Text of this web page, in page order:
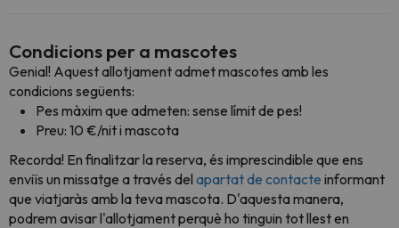
Condicions per a mascotes
Genial! Aquest allotjament admet mascotes amb les
condicions següents:
Pes màxim que admeten: sense límit de pes!
Preu: 10 €/nit i mascota
Recorda! En finalitzar la reserva, és imprescindible que ens
enviïs un missatge a través del apartat de contacte informant
que viatjaràs amb la teva mascota. D'aquesta manera,
podrem avisar l'allotjament perquè ho tinguin tot llest en